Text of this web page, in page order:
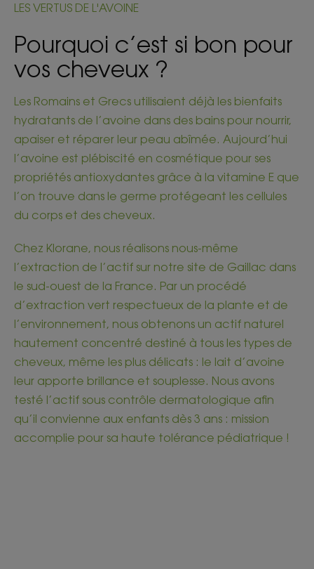
LES VERTUS DE L'AVOINE
Pourquoi c’est si bon pour
vos cheveux ?
Les Romains et Grecs utilisaient déjà les bienfaits
hydratants de l’avoine dans des bains pour nourrir,
apaiser et réparer leur peau abîmée. Aujourd’hui
l’avoine est plébiscité en cosmétique pour ses
propriétés antioxydantes grâce à la vitamine E que
l’on trouve dans le germe protégeant les cellules
du corps et des cheveux.
Chez Klorane, nous réalisons nous-même
l’extraction de l’actif sur notre site de Gaillac dans
le sud-ouest de la France. Par un procédé
d’extraction vert respectueux de la plante et de
l’environnement, nous obtenons un actif naturel
hautement concentré destiné à tous les types de
cheveux, même les plus délicats : le lait d’avoine
leur apporte brillance et souplesse. Nous avons
testé l’actif sous contrôle dermatologique afin
qu’il convienne aux enfants dès 3 ans : mission
accomplie pour sa haute tolérance pédiatrique !